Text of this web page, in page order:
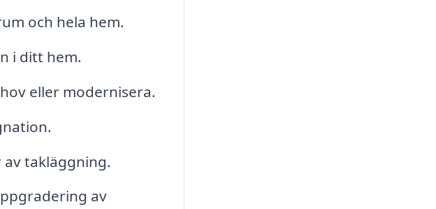
och hela hem.
i ditt hem.
eller modernisera.
takläggning.
av